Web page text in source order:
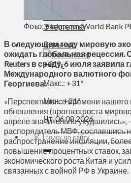
Энергетика
Вильнюс
+31°C
Макс.: +31°
Мин.:+21°
Чт, 06.08.2026
Фото: flickr.com/World Bank
В следующем году мировую
ожидать глобальная рецессия.
Reuters в среду, 6 июля заявила
Международного валютного
Георгиева.
«Перспективы со времени нашего
обновления (прогноз роста
апреле значительно ухудшились»,
распорядитель МВФ, сославшись
распространение инфляции,
повышение процентных ставок,
экономического роста Китая и
связанных с войной РФ в Украине.